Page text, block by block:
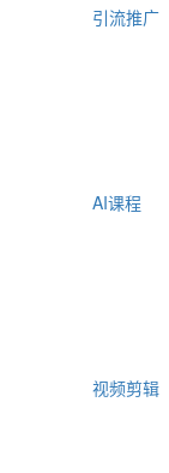
引流推广
AI课程
视频剪辑